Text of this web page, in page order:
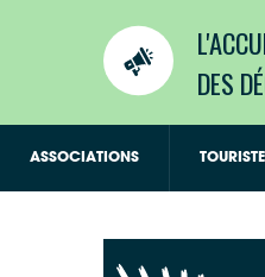
DES
ASSOCIATIONS